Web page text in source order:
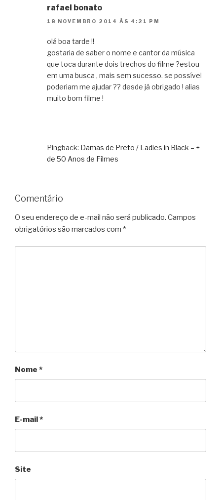
rafael bonato
18 NOVEMBRO 2014 ÀS 4:21 PM
olá boa tarde !!
gostaria de saber o nome e cantor da música
que toca durante dois trechos do filme ?estou
em uma busca , mais sem sucesso. se possível
poderiam me ajudar ?? desde já obrigado ! alias
muito bom filme !
Pingback: Damas de Preto / Ladies in Black – +
de 50 Anos de Filmes
Comentário
O seu endereço de e-mail não será publicado. Campos
obrigatórios são marcados com *
Nome *
E-mail*
Site